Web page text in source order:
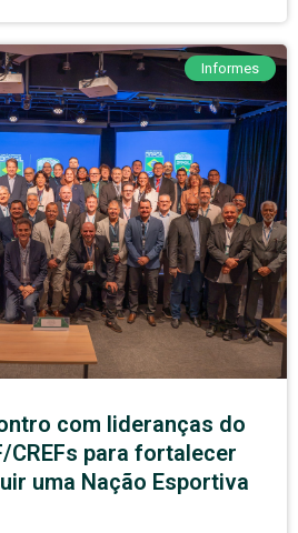
Informes
com lideranças do
CREFs para fortalecer
uma Nação Esportiva